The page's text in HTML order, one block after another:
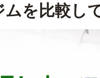
を比較し